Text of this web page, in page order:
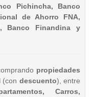
Pichincha, Banco
de Ahorro FNA,
Banco Finandina y
propiedades
(con descuento), entre
Carros,